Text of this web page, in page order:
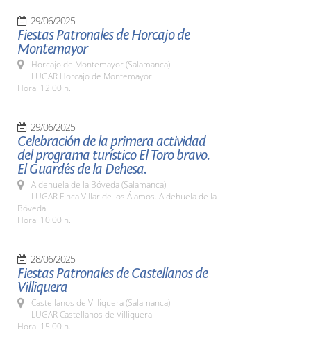
29/06/2025
Fiestas Patronales de Horcajo de
Montemayor
Horcajo de Montemayor (Salamanca)
LUGAR Horcajo de Montemayor
Hora: 12:00 h.
29/06/2025
Celebración de la primera actividad
del programa turístico El Toro bravo.
El Guardés de la Dehesa.
Aldehuela de la Bóveda (Salamanca)
LUGAR Finca Villar de los Álamos. Aldehuela de la
Bóveda
Hora: 10:00 h.
28/06/2025
Fiestas Patronales de Castellanos de
Villiquera
Castellanos de Villiquera (Salamanca)
LUGAR Castellanos de Villiquera
Hora: 15:00 h.